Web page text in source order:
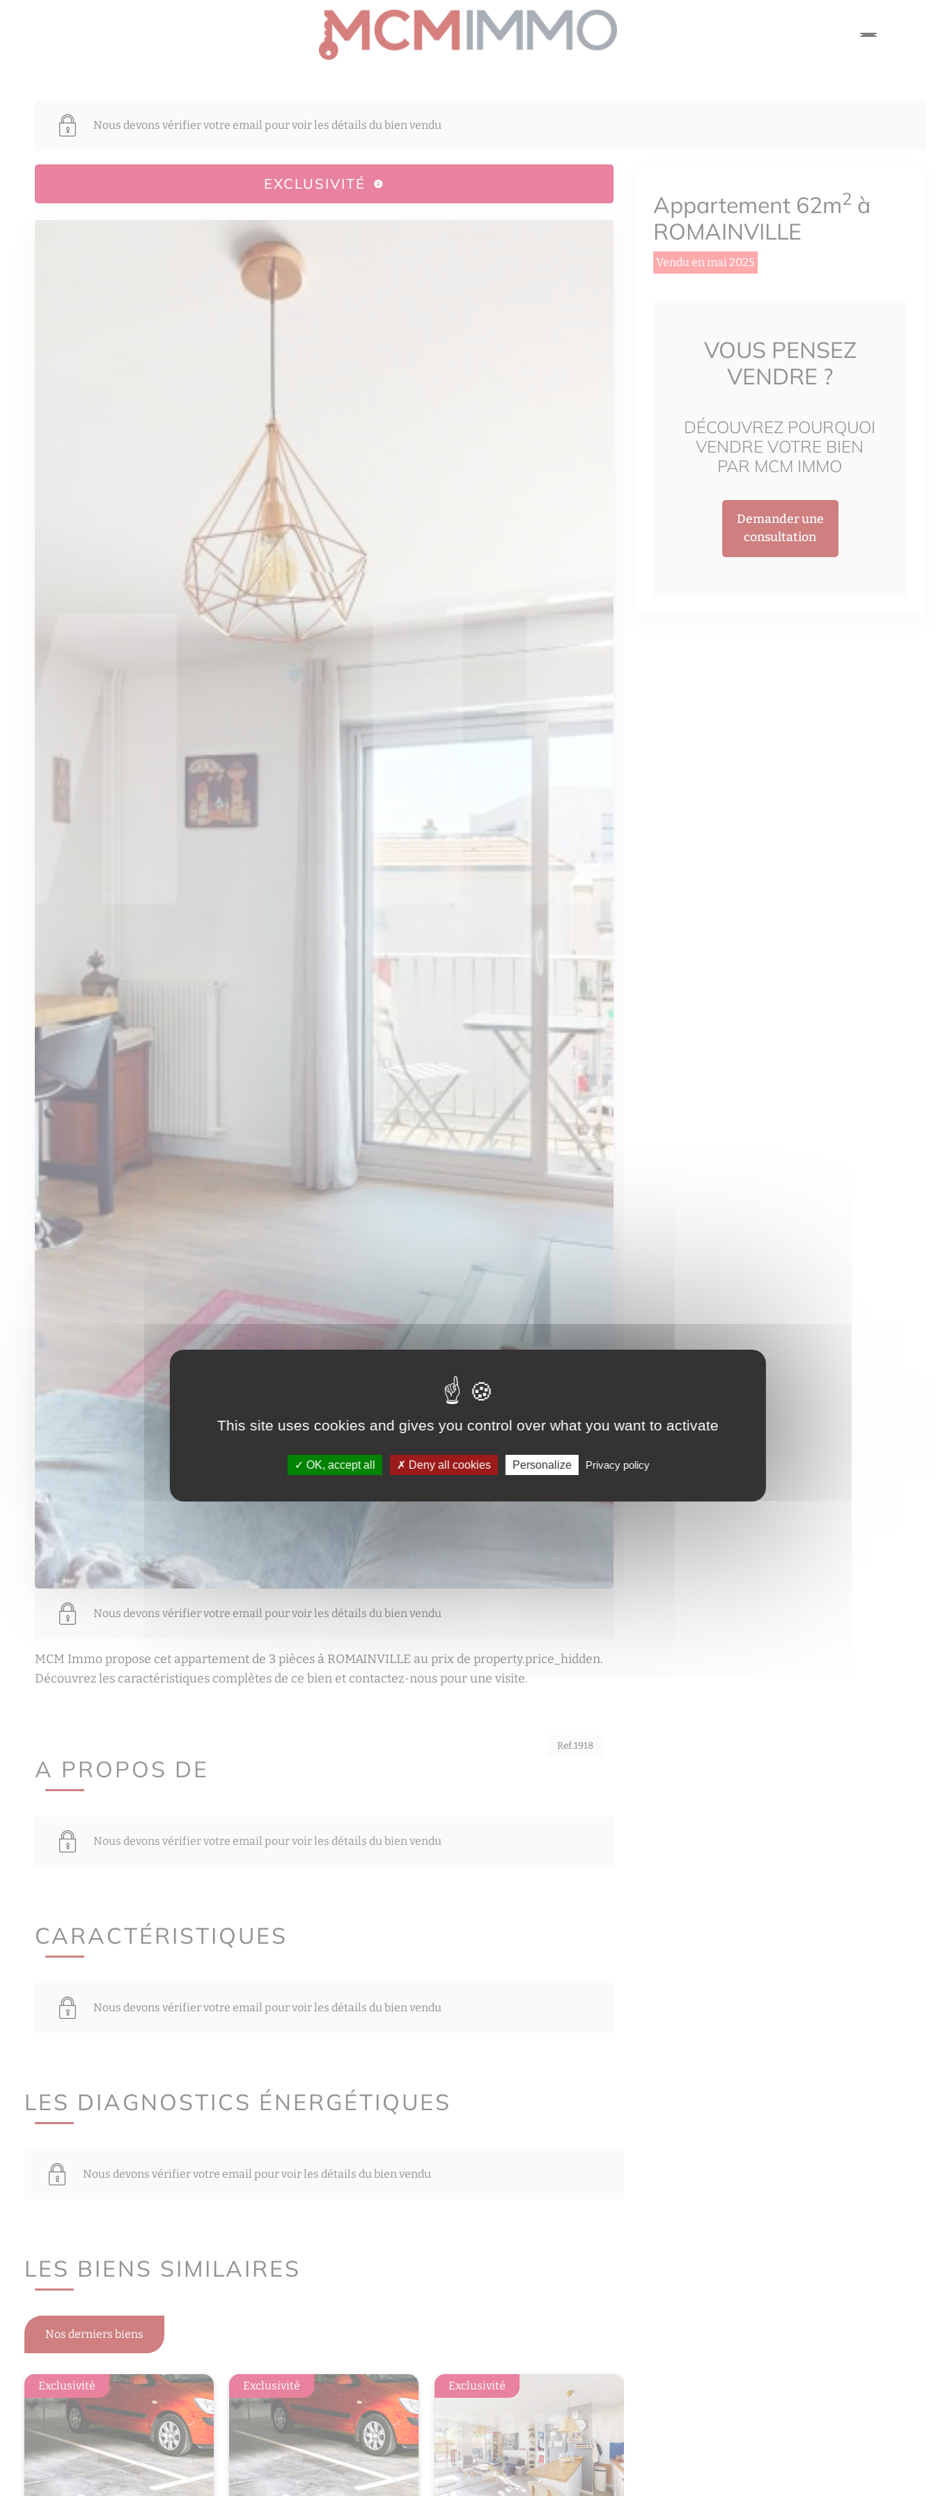
Nous devons vérifier votre email pour voir les détails du bien vendu
EXCLUSIVITÉ
Nous devons vérifier votre email pour voir les détails du bien vendu
MCM Immo propose cet appartement de 3 pièces à ROMAINVILLE au prix de property.price_hidden.
Découvrez les caractéristiques complètes de ce bien et contactez-nous pour une visite.
A PROPOS DE
Ref.1918
Nous devons vérifier votre email pour voir les détails du bien vendu
CARACTÉRISTIQUES
Nous devons vérifier votre email pour voir les détails du bien vendu
LES DIAGNOSTICS ÉNERGÉTIQUES
Nous devons vérifier votre email pour voir les détails du bien vendu
LES BIENS SIMILAIRES
Nos derniers biens
Exclusivité Exclusivité
Appartement 62m2 à
ROMAINVILLE
Vendu en mai 2025
VOUS PENSEZ
VENDRE ?
DÉCOUVREZ POURQUOI
VENDRE VOTRE BIEN
PAR MCM IMMO
Demander une
consultation
This site uses cookies and gives you control over what you want to activate
OK, accept all Deny all cookies Personalize Privacy policy